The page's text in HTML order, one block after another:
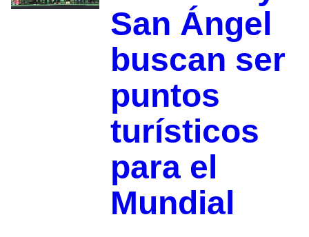
San Ángel
buscan ser
puntos
turísticos
para el
Mundial